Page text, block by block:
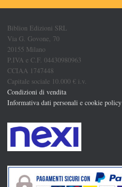
Biblion Edizioni SRL
Via G. Govone, 70
20155 Milano
P.IVA e C.F. 04430980963
CCIAA 1747448
Capitale sociale 10.000 € i.v.
Condizioni di vendita
Informativa dati personali e cookie policy